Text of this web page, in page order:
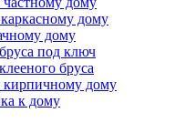
дому
дому
под ключ
бруса
кирпичному дому
к дому